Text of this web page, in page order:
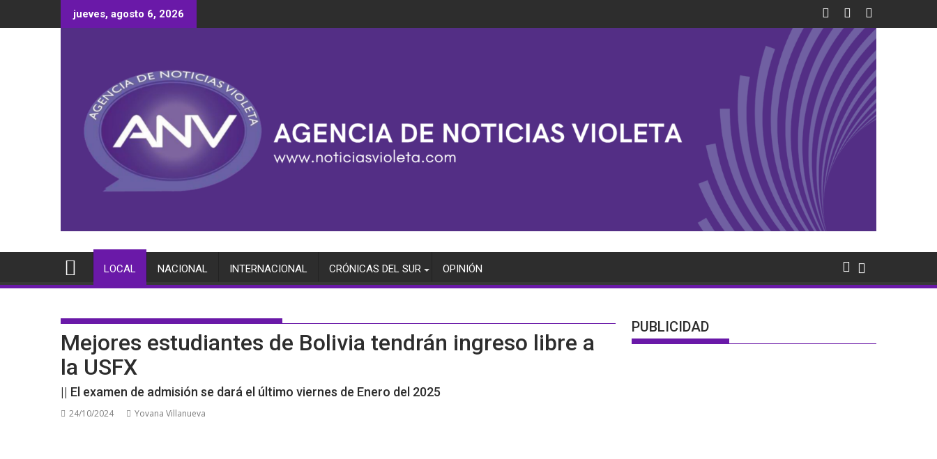
al
jueves, agosto 6, 2026
LOCAL NACIONAL INTERNACIONAL CRÓNICAS DEL SUR OPINIÓN
Mejores estudiantes de Bolivia tendrán ingreso libre a
la USFX
|| El examen de admisión se dará el último viernes de Enero del 2025
24/10/2024 Yovana Villanueva
PUBLICIDAD